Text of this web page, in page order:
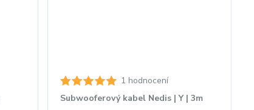
1 hodnocení
Subwooferový kabel Nedis | Y | 3m